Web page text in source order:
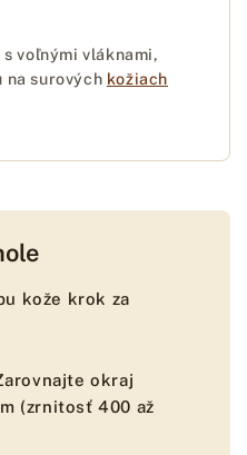
voľnými vláknami,
surových kožiach
kože krok za
okraj
(zrnitosť 400 až